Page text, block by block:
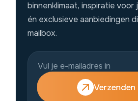
binnenklimaat, inspiratie voor
én exclusieve aanbiedingen
mailbox.
Verzenden